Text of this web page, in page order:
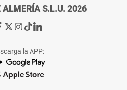
ALMERÍA S.L.U. 2026
Ir
de
La
Voz
Ir
de
La
Voz
Ir
de
La
Voz
Ir
de
La
Voz
Ir
de
La
Voz
la APP: